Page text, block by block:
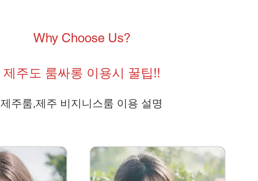
Why Choose Us?
제주도 룸싸롱 이용시 꿀팁!!
제주룸,제주 비지니스룸 이용 설명